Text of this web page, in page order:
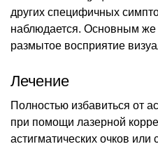
других специфичных
наблюдается. Основным же
размытое восприятие
Лечение
Полностью избавиться от
при помощи лазерной
астигматических очков